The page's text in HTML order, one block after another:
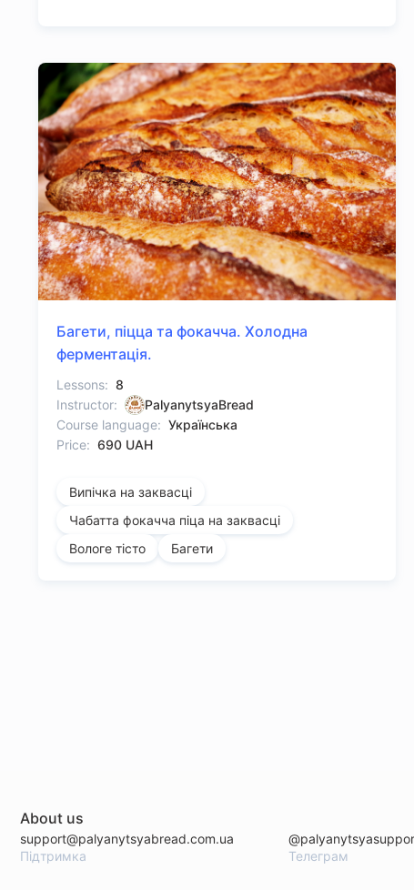
Багети, піцца та фокачча. Холодна
ферментація.
Lessons: 8
Instructor:
PalyanytsyaBread
Course language: Українська
Price: 690 UAH
Випічка на заквасці
Чабатта фокачча піца на заквасці
Вологе тісто
Багети
About us
support@palyanytsyabread.com.ua
Підтримка
Телеграм